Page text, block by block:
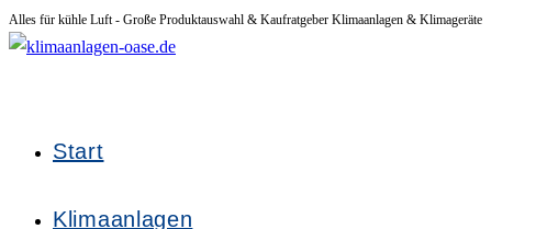
Zum
Inhalt
Alles für kühle Luft - Große Produktauswahl & Kaufratgeber Klimaanlagen & Klimageräte
Start
Klimaanlagen